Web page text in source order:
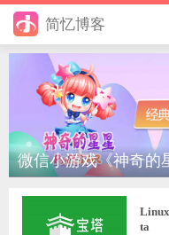
简忆博客
后端
手册
美团天天领红包，最
饿了么红包券，天天
【腾讯云】618特惠
微信小游戏《神奇的
欢迎扫码体验
微信小游戏《神奇的
ta